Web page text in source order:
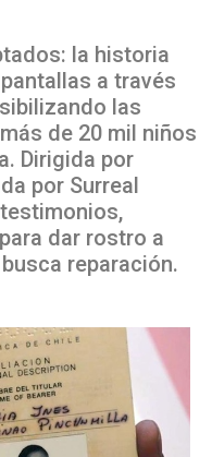
la historia
a través
las
de 20 mil niños
Dirigida por
por Surreal
dar rostro a
reparación.